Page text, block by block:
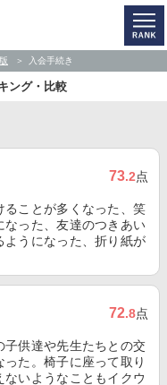
入会手続き
ング・比較
73.2点
ことが多くなった、笑
なった、友達のつきあい
うになった、折り紙が
72.8点
供達や先生たちとの交
た。椅子に座って取り
いようなこともイクウ